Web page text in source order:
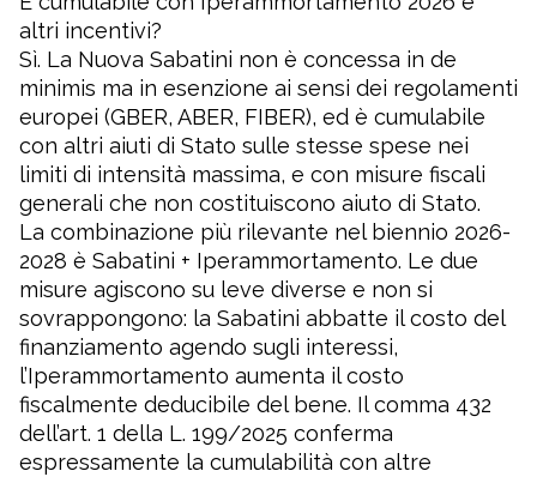
altri incentivi?
Sì. La Nuova Sabatini non è concessa in de
minimis ma in esenzione ai sensi dei regolamenti
europei (GBER, ABER, FIBER), ed è cumulabile
con altri aiuti di Stato sulle stesse spese nei
limiti di intensità massima, e con misure fiscali
generali che non costituiscono aiuto di Stato.
La combinazione più rilevante nel biennio 2026-
2028 è Sabatini + Iperammortamento. Le due
misure agiscono su leve diverse e non si
sovrappongono: la Sabatini abbatte il costo del
finanziamento agendo sugli interessi,
l’Iperammortamento aumenta il costo
fiscalmente deducibile del bene. Il comma 432
dell’art. 1 della L. 199/2025 conferma
espressamente la cumulabilità con altre